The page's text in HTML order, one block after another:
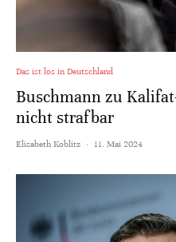
Das ist los in Deutschland
Buschmann zu
nicht strafbar
Elisabeth Koblitz · 11. Mai 2024